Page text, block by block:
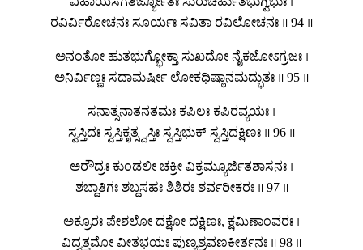
ರವಿರ್ವಿರೋಚನಃ ಸೂರ್ಯಃ ಸವಿತಾ ರವಿಲೋಚನಃ ॥ 94 ॥
ಅನಂತೋ ಹುತಭುಗ್ಭೋಕ್ತಾ ಸುಖದೋ ನೈಕಜೋಽಗ್ರಜಃ ।
ಅನಿರ್ವಿಣ್ಣಃ ಸದಾಮರ್ಷೀ ಲೋಕಧಿಷ್ಠಾನಮದ್ಭುತಃ ॥ 95 ॥
ಸನಾತ್ಸನಾತನತಮಃ ಕಪಿಲಃ ಕಪಿರವ್ಯಯಃ ।
ಸ್ವಸ್ತಿದಃ ಸ್ವಸ್ತಿಕೃತ್ಸ್ವಸ್ತಿಃ ಸ್ವಸ್ತಿಭುಕ್ ಸ್ವಸ್ತಿದಕ್ಷಿಣಃ ॥ 96 ॥
ಅರೌದ್ರಃ ಕುಂಡಲೀ ಚಕ್ರೀ ವಿಕ್ರಮ್ಯೂರ್ಜಿತಶಾಸನಃ ।
ಶಬ್ದಾತಿಗಃ ಶಬ್ದಸಹಃ ಶಿಶಿರಃ ಶರ್ವರೀಕರಃ ॥ 97 ॥
ಅಕ್ರೂರಃ ಪೇಶಲೋ ದಕ್ಷೋ ದಕ್ಷಿಣಃ, ಕ್ಷಮಿಣಾಂವರಃ ।
ವಿದ್ವತ್ತಮೋ ವೀತಭಯಃ ಪುಣ್ಯಶ್ರವಣಕೀರ್ತನಃ ॥ 98 ॥